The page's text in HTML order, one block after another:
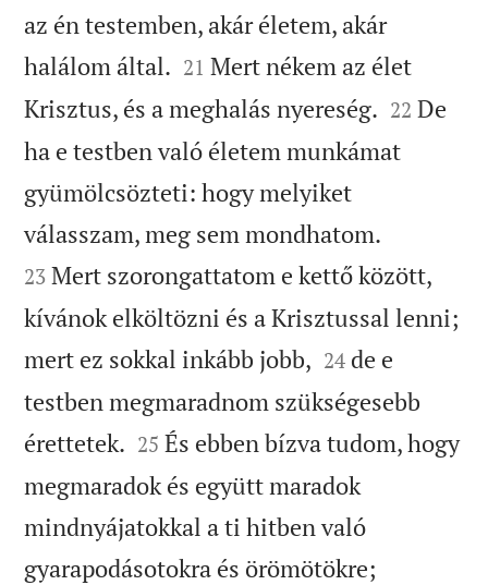
az én testemben, akár életem, akár
halálom által. 

21 Mert nékem az élet
Krisztus, és a meghalás nyereség. 

22 De
ha e testben való életem munkámat
gyümölcsözteti: hogy melyiket
válasszam, meg sem mondhatom.
23 Mert szorongattatom e kettő között,
kívánok elköltözni és a Krisztussal lenni;
mert ez sokkal inkább jobb, 

24 de e
testben megmaradnom szükségesebb
érettetek. 

25 És ebben bízva tudom, hogy
megmaradok és együtt maradok
mindnyájatokkal a ti hitben való
gyarapodásotokra és örömötökre;